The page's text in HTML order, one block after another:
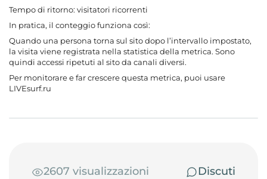
Tempo di ritorno: visitatori ricorrenti
In pratica, il conteggio funziona così:
Quando una persona torna sul sito dopo l’intervallo impostato,
la visita viene registrata nella statistica della metrica. Sono
quindi accessi ripetuti al sito da canali diversi.
Per monitorare e far crescere questa metrica, puoi usare
LIVEsurf.ru
2607 visualizzazioni
Discuti